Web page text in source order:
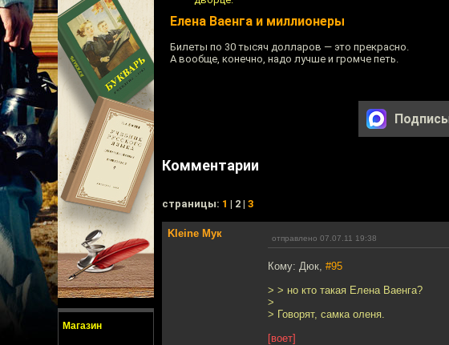
Магазин
Елена Ваенга и миллионеры
Билеты по 30 тысяч долларов — это прекрасно.
А вообще, конечно, надо лучше и громче петь.
Комментарии
cтраницы: 1 | 2 | 3
Kleine Мук отправлено 07.07.11 19:38
Кому: Дюк, #95
> > но кто такая Елена Ваенга?
>
> Говорят, самка оленя.
[воет]